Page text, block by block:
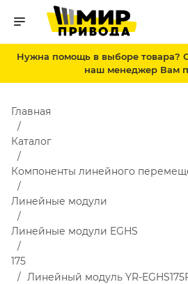
Нужна помощь в выборе товара?
наш менеджер Вам
Главная
Каталог
Компоненты линейного
Линейные модули
Линейные модули EGHS
175
Линейный модуль YR-